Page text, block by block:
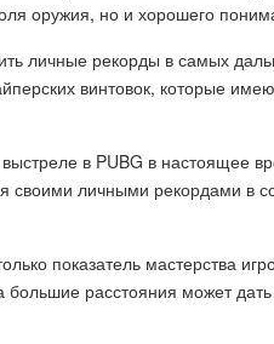
оружия, но и хорошего
личные рекорды в самых
винтовок, которые
в PUBG в настоящее
своими личными рекордами в
показатель мастерства
большие расстояния может